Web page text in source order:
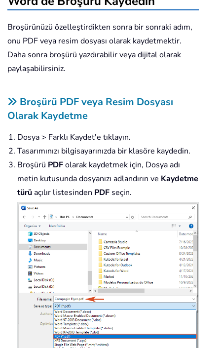
Broşürünüzü özelleştirdikten sonra bir sonraki adım,
onu PDF veya resim dosyası olarak kaydetmektir.
Daha sonra broşürü yazdırabilir veya dijital olarak
paylaşabilirsiniz.
Broşürü PDF veya Resim Dosyası
Olarak Kaydetme
Dosya > Farklı Kaydet'e tıklayın.
Tasarımınızı bilgisayarınızda bir klasöre kaydedin.
Broşürü PDFolarak kaydetmek için, Dosya adı
metin kutusunda dosyanızı adlandırın ve Kaydetme
türüaçılır listesinden PDF seçin.